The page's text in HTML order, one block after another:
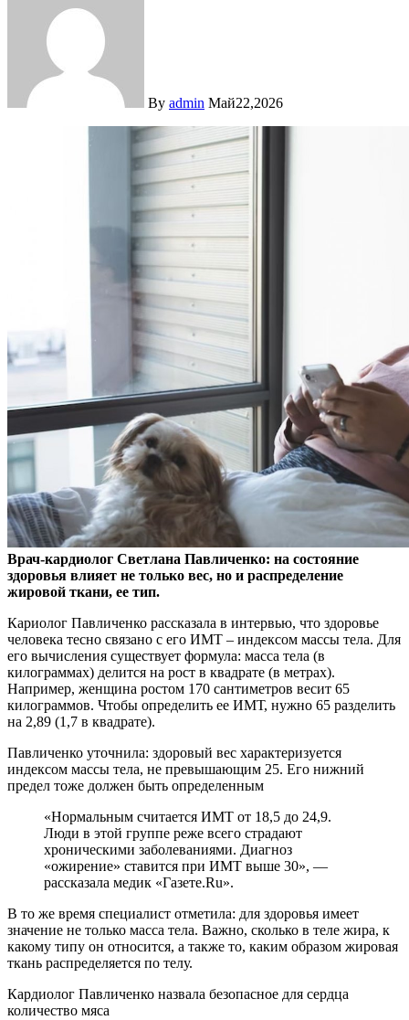
By admin Май22,2026
Врач-кардиолог Светлана Павличенко: на состояние
здоровья влияет не только вес, но и распределение
жировой ткани, ее тип.
Кариолог Павличенко рассказала в интервью, что здоровье
человека тесно связано с его ИМТ – индексом массы тела. Для
его вычисления существует формула: масса тела (в
килограммах) делится на рост в квадрате (в метрах).
Например, женщина ростом 170 сантиметров весит 65
килограммов. Чтобы определить ее ИМТ, нужно 65 разделить
на 2,89 (1,7 в квадрате).
Павличенко уточнила: здоровый вес характеризуется
индексом массы тела, не превышающим 25. Его нижний
предел тоже должен быть определенным
«Нормальным считается ИМТ от 18,5 до 24,9.
Люди в этой группе реже всего страдают
хроническими заболеваниями. Диагноз
«ожирение» ставится при ИМТ выше 30», —
рассказала медик «Газете.Ru».
В то же время специалист отметила: для здоровья имеет
значение не только масса тела. Важно, сколько в теле жира, к
какому типу он относится, а также то, каким образом жировая
ткань распределяется по телу.
Кардиолог Павличенко назвала безопасное для сердца
количество мяса